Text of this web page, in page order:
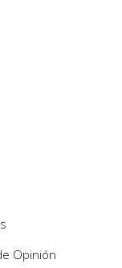
Opinión